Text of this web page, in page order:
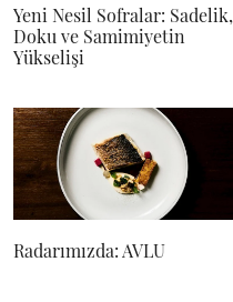
Yeni Nesil Sofralar: Sadelik,
Doku ve Samimiyetin
Yükselişi
Radarımızda: AVLU